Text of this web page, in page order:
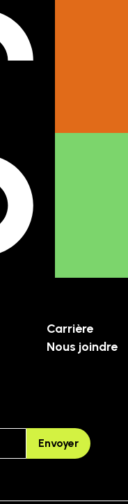
Carrière
Nous joindre
Envoyer